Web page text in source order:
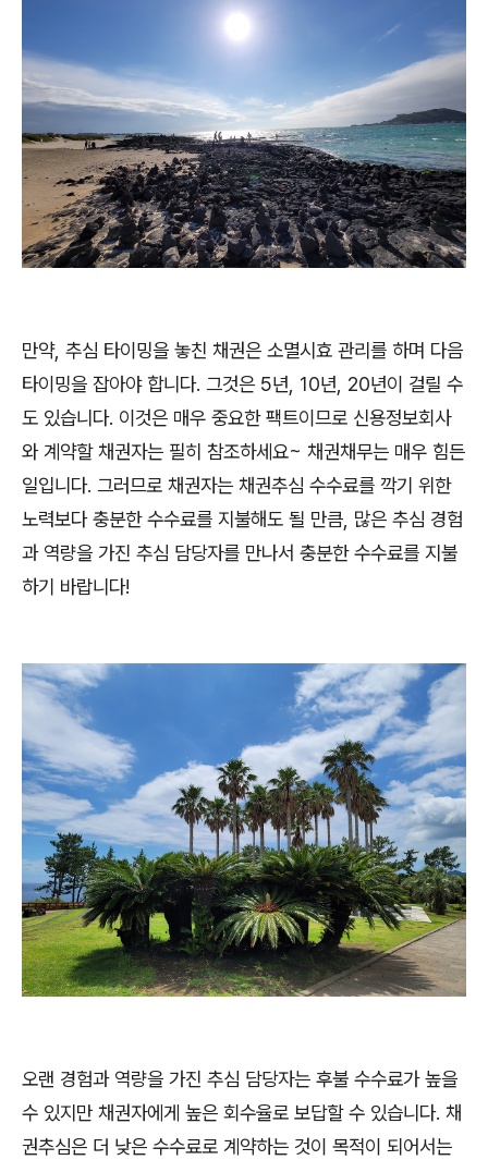
만약, 추심 타이밍을 놓친 채권은 소멸시효 관리를 하며 다음
타이밍을 잡아야 합니다. 그것은 5년, 10년, 20년이 걸릴 수
도 있습니다. 이것은 매우 중요한 팩트이므로 신용정보회사
와 계약할 채권자는 필히 참조하세요~ 채권채무는 매우 힘든
일입니다. 그러므로 채권자는 채권추심 수수료를 깍기 위한
노력보다 충분한 수수료를 지불해도 될 만큼, 많은 추심 경험
과 역량을 가진 추심 담당자를 만나서 충분한 수수료를 지불
하기 바랍니다!
오랜 경험과 역량을 가진 추심 담당자는 후불 수수료가 높을
수 있지만 채권자에게 높은 회수율로 보답할 수 있습니다. 채
권추심은 더 낮은 수수료로 계약하는 것이 목적이 되어서는